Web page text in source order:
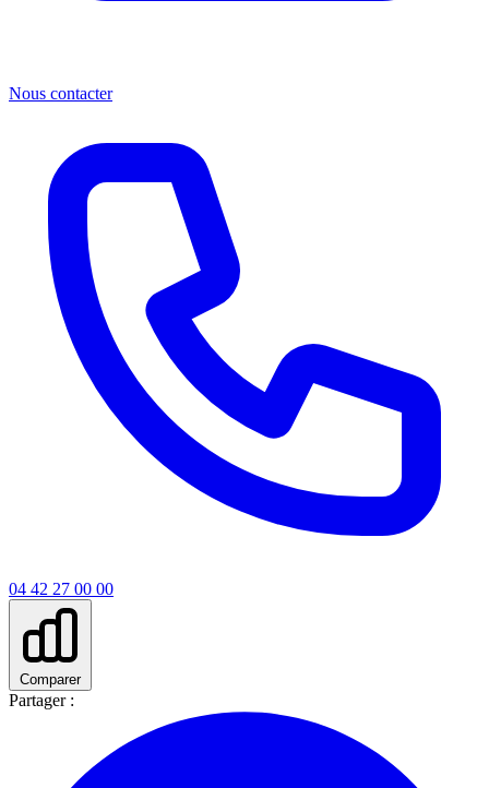
Nous contacter
04 42 27 00 00
Comparer
Partager :